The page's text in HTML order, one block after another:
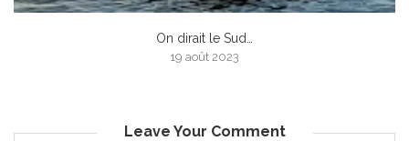
On dirait le Sud…
19 août 2023
Leave Your Comment